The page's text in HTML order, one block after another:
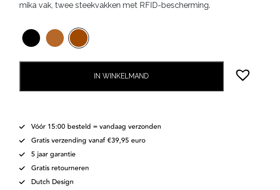
mika vak, twee steekvakken met RFID-bescherming.
IN WINKELMAND
Vóór 15:00 besteld = vandaag verzonden
Gratis verzending vanaf €39,95 euro
5 jaar garantie
Gratis retourneren
Dutch Design